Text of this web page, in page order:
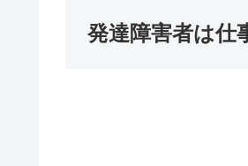
発達障害者は仕